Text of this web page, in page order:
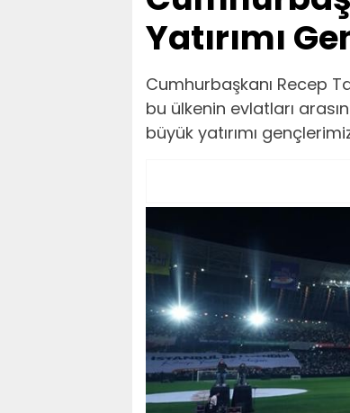
Yatırımı
Cumhurbaşkanı Recep
bu ülkenin evlatları
büyük yatırımı